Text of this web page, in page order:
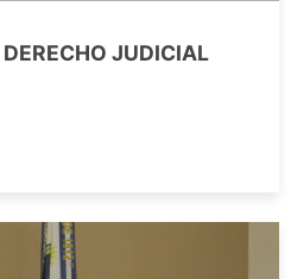
JUDICIAL